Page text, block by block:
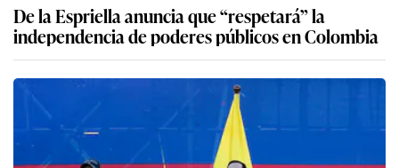
De la Espriella anuncia que “respetará” la
independencia de poderes públicos en Colombia